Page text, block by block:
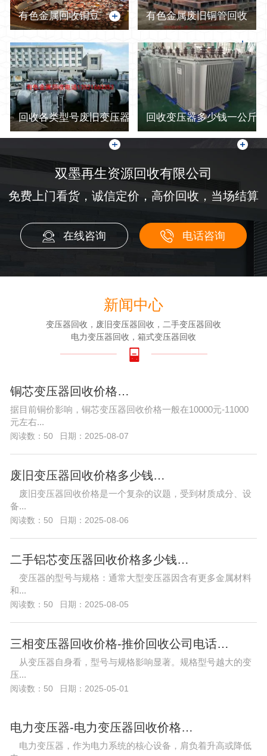
有色金属回收铜豆 有色金属废旧铜管回收
回收各类型号废旧变压器 回收变压器多少钱一公斤-
双墨再生资源回收有限公司
免费上门看货，诚信定价，高价回收，当场结算
在线咨询 电话咨询
新闻中心
变压器回收，废旧变压器回收，二手变压器回收
电力变压器回收，箱式变压器回收
铜芯变压器回收价格…
据目前铜价影响，铜芯变压器回收价格一般在10000元-11000
元左右...
阅读数：50 日期：2025-08-07
废旧变压器回收价格多少钱…
废旧变压器回收价格是一个复杂的议题，受到材质成分、设
备...
阅读数：50 日期：2025-08-06
二手铝芯变压器回收价格多少钱…
变压器的型号与规格：通常大型变压器因含有更多金属材料
和...
阅读数：50 日期：2025-08-05
三相变压器回收价格-推价回收公司电话…
从变压器自身看，型号与规格影响显著。规格型号越大的变
压...
阅读数：50 日期：2025-05-01
电力变压器-电力变压器回收价格…
电力变压器，作为电力系统的核心设备，肩负着升高或降低